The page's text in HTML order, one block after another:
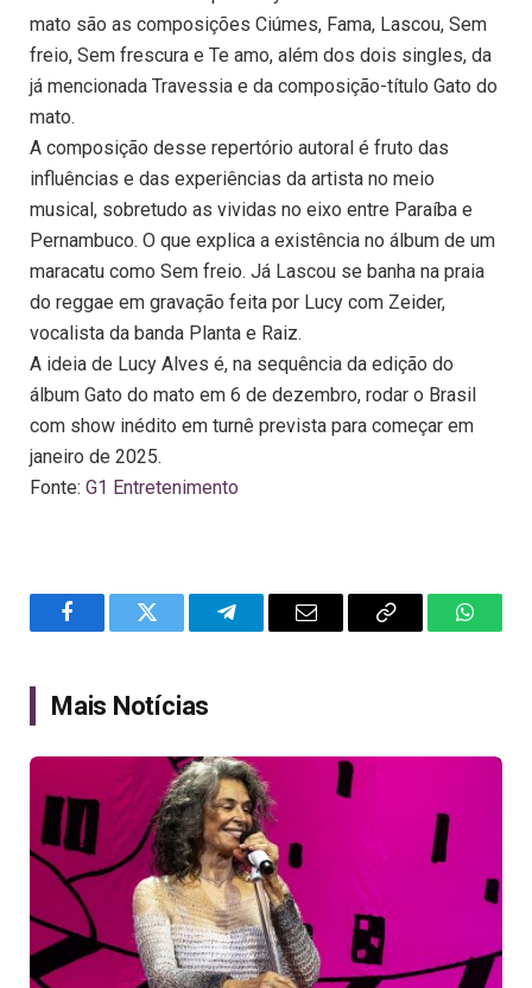
mato são as composições Ciúmes, Fama, Lascou, Sem
freio, Sem frescura e Te amo, além dos dois singles, da
já mencionada Travessia e da composição-título Gato do
mato.
A composição desse repertório autoral é fruto das
influências e das experiências da artista no meio
musical, sobretudo as vividas no eixo entre Paraíba e
Pernambuco. O que explica a existência no álbum de um
maracatu como Sem freio. Já Lascou se banha na praia
do reggae em gravação feita por Lucy com Zeider,
vocalista da banda Planta e Raiz.
A ideia de Lucy Alves é, na sequência da edição do
álbum Gato do mato em 6 de dezembro, rodar o Brasil
com show inédito em turnê prevista para começar em
janeiro de 2025.
Fonte: G1 Entretenimento
FacebookTwitter TelegramEmail
Copy
Mais Notícias